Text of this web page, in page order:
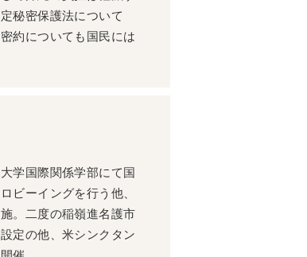
秘密保護法について
約についても国民には
学国際関係学部にて国
ビーイングを行う他、
。二度の稲嶺進名護市
定の他、米シンクタン